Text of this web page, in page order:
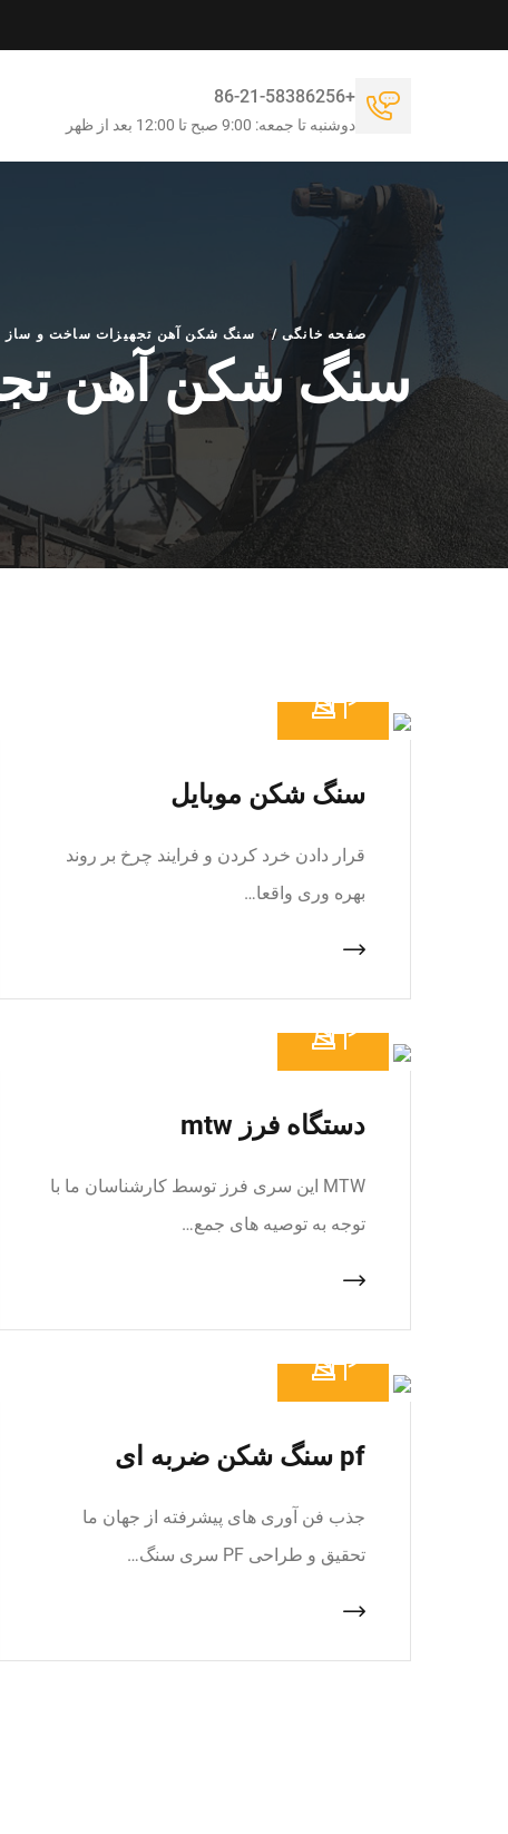
+86-21-58386256
دوشنبه تا جمعه: 9:00 صبح تا 12:00 بعد از ظهر
صفحه خانگی / سنگ شکن آهن تجهیزات ساخت و ساز
سنگ شکن آهن
سنگ شکن موبایل
قرار دادن خرد کردن و فرایند چرخ بر روند
بهره وری واقعا…
دستگاه فرز mtw
MTW این سری فرز توسط کارشناسان ما با
توجه به توصیه های جمع…
pf سنگ شکن ضربه ای
جذب فن آوری های پیشرفته از جهان ما
تحقیق و طراحی PF سری سنگ…